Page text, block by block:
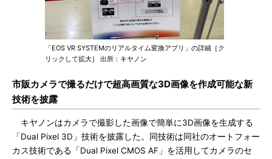
「EOS VR SYSTEMのリアルタイム変換アプリ」の詳細［ク
リックして拡大］ 出所：キヤノン
市販カメラで撮るだけで超高画質な3D画像を作成可能な新
技術を披露
キヤノンはカメラで撮影した画像で簡単に3D画像を生成する
「Dual Pixel 3D」技術を披露した。同技術は同社のオートフォー
カス技術である「Dual Pixel CMOS AF」を活用してカメラのセ